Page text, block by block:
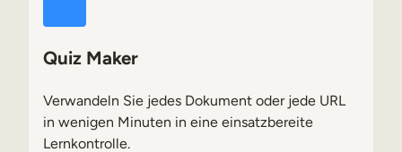
Quiz Maker
Verwandeln Sie jedes Dokument oder jede URL
in wenigen Minuten in eine einsatzbereite
Lernkontrolle.